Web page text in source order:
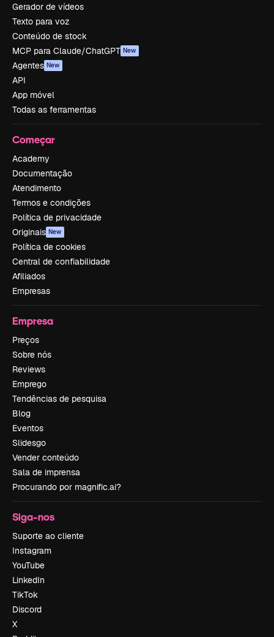
Gerador de vídeos
Texto para voz
Conteúdo de stock
MCP para Claude/ChatGPT New
Agentes New
API
App móvel
Todas as ferramentas
Começar
Academy
Documentação
Atendimento
Termos e condições
Política de privacidade
Originais New
Política de cookies
Central de confiabilidade
Afiliados
Empresas
Empresa
Preços
Sobre nós
Reviews
Emprego
Tendências de pesquisa
Blog
Eventos
Slidesgo
Vender conteúdo
Sala de imprensa
Procurando por magnific.ai?
Siga-nos
Suporte ao cliente
Instagram
YouTube
LinkedIn
TikTok
Discord
X